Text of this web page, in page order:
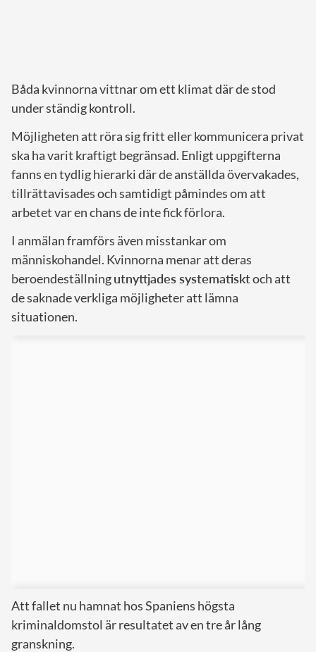
Båda kvinnorna vittnar om ett klimat där de stod
under ständig kontroll.
Möjligheten att röra sig fritt eller kommunicera privat
ska ha varit kraftigt begränsad. Enligt uppgifterna
fanns en tydlig hierarki där de anställda övervakades,
tillrättavisades och samtidigt påmindes om att
arbetet var en chans de inte fick förlora.
I anmälan framförs även misstankar om
människohandel. Kvinnorna menar att deras
beroendeställningutnyttjades systematisktoch att
de saknade verkliga möjligheter att lämna
situationen.
Att fallet nu hamnat hos Spaniens högsta
kriminaldomstol är resultatet av en tre år lång
granskning.